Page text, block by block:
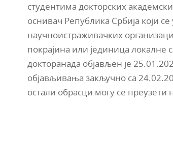
студентима докторских
оснивач Република Србија који
научноистраживачких
покрајина или јединица локалне
докторанада објављен је
објављивања закључно са
остали обрасци могу се преузети